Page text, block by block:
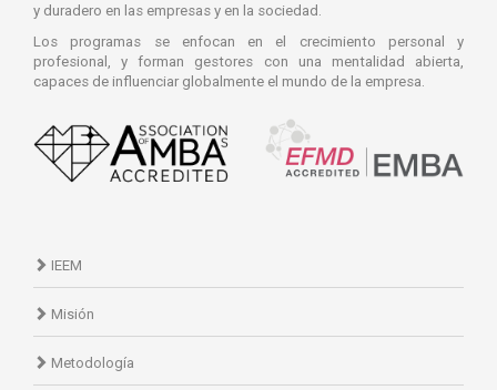
y duradero en las empresas y en la sociedad.
Los programas se enfocan en el crecimiento personal y
profesional, y forman gestores con una mentalidad abierta,
capaces de influenciar globalmente el mundo de la empresa.
IEEM
Misión
Metodología